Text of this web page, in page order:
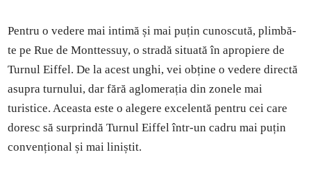
Pentru o vedere mai intimă și mai puțin cunoscută, plimbă-
te pe Rue de Monttessuy, o stradă situată în apropiere de
Turnul Eiffel. De la acest unghi, vei obține o vedere directă
asupra turnului, dar fără aglomerația din zonele mai
turistice. Aceasta este o alegere excelentă pentru cei care
doresc să surprindă Turnul Eiffel într-un cadru mai puțin
convențional și mai liniștit.